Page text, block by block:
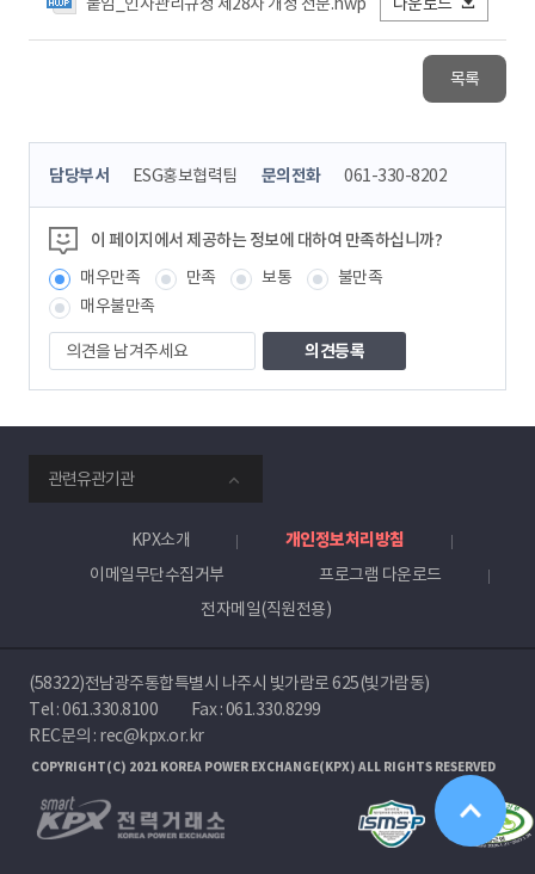
목록
콘
츠
정
보
책
임
자
담당부서 ESG홍보협력팀 문의전화 061-330-8202
이 페이지에서 제공하는 정보에 대하여 만족하십니까?
매우만족
만족 보통
불만족
매우불만족
의
견
을
겨
주
세
요
관련유관기관
KPX소개
개인정보처리방침
이메일무단수집거부
프로그램 다운로드
전자메일(직원전용)
(58322)전남광주통합특별시 나주시 빛가람로 625(빛가람동)
Tel :061.330.8100
Fax : 061.330.8299
REC문의 : rec@kpx.or.kr
COPYRIGHT(C) 2021 KOREA POWER EXCHANGE(KPX) ALL RIGHTS RESERVED